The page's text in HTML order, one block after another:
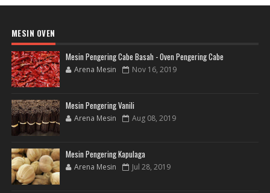
MESIN OVEN
Mesin Pengering Cabe Basah - Oven Pengering Cabe
Arena Mesin Nov 16, 2019
Mesin Pengering Vanili
Arena Mesin Aug 08, 2019
Mesin Pengering Kapulaga
Arena Mesin Jul 28, 2019